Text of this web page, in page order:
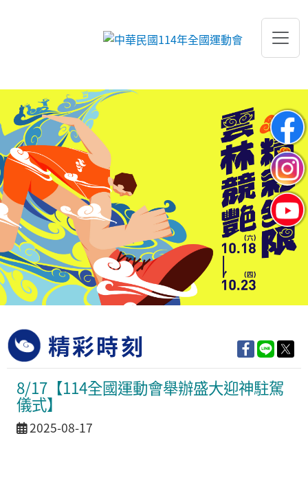
跳到主要內容
精彩時刻
8/17【114全國運動會舉辦盛大迎神駐駕
儀式】
活動日期
2025-08-17